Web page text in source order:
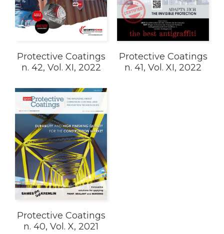
Protective Coatings
n. 42, Vol. XI, 2022
Protective Coatings
n. 41, Vol. XI, 2022
Protective Coatings
n. 40, Vol. X, 2021